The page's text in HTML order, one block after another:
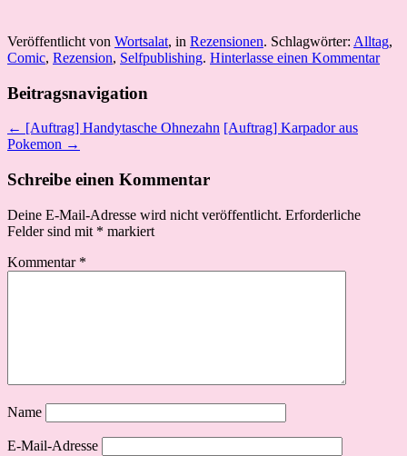
Veröffentlicht von Wortsalat, in Rezensionen. Schlagwörter: Alltag,
Comic, Rezension, Selfpublishing. Hinterlasse einen Kommentar
Beitragsnavigation
← [Auftrag] Handytasche Ohnezahn [Auftrag] Karpador aus
Pokemon →
Schreibe einen Kommentar
Deine E-Mail-Adresse wird nicht veröffentlicht. Erforderliche
Felder sind mit * markiert
Kommentar *
Name
E-Mail-Adresse